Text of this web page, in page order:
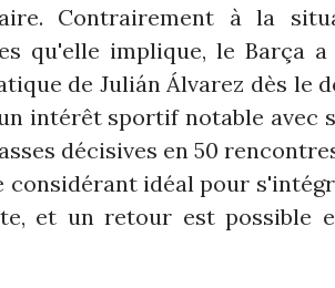
Contrairement à la
qu'elle implique, le Barça
de Julián Álvarez dès le
intérêt sportif notable avec
décisives en 50
considérant idéal pour
et un retour est possible